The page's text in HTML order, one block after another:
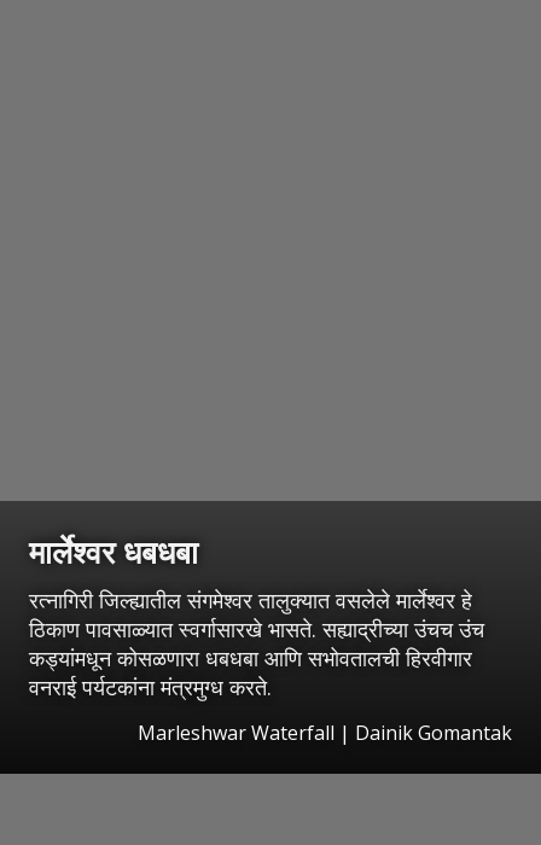
मार्लेश्वर धबधबा
रत्नागिरी जिल्ह्यातील संगमेश्वर तालुक्यात वसलेले मार्लेश्वर हे
ठिकाण पावसाळ्यात स्वर्गासारखे भासते. सह्याद्रीच्या उंचच उंच
कड्यांमधून कोसळणारा धबधबा आणि सभोवतालची हिरवीगार
वनराई पर्यटकांना मंत्रमुग्ध करते.
Marleshwar Waterfall | Dainik Gomantak